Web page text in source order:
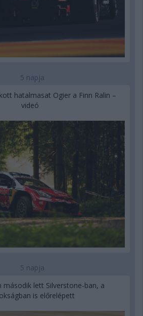
5 napja
hatalmasat Ogier a Finn Ralin –
videó
5 napja
második lett Silverstone-ban, a
is előrelépett